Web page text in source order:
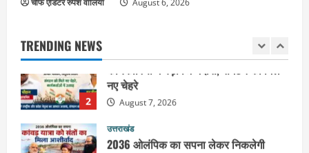
चीफ एडिटर रुपेश वालिया August 6, 2026
TRENDING NEWS
2
हरिद्वार के नेताओं को कांग्रेस प्रदेश
3
उत्तराखंड
2036 ओलंपिक का सपना लेकर निकलेगी
कांवड़ यात्रा, संतों ने दिया विजयी भव का
आशीर्वाद
August 6, 2026